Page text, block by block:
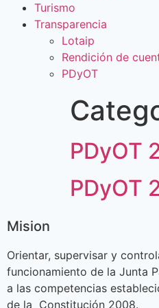
Turismo
Transparencia
Lotaip
Rendición de
PDyOT
PDyOT
PDyOT
Mision
Orientar, supervisar y
funcionamiento de la Junta
a las competencias
de la Constitución 2008.